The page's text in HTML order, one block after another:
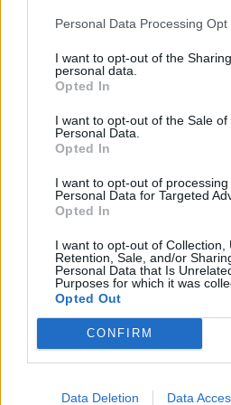
Personal Data Processing Opt
I want to opt-out of the
personal data.
Opted In
I want to opt-out of the Sale of
Personal Data.
Opted In
I want to opt-out of processing
Personal Data for Targeted
Opted In
I want to opt-out of Collection,
Retention, Sale, and/or
Personal Data that Is
Purposes for which it was
Opted Out
CONFIRM
Data Deletion Data
Διάβασε επίσης
Τουρκία: «Δεν στοχεύει
Ακολουθήστε το
Newsκαι μάθετε πρώτοι